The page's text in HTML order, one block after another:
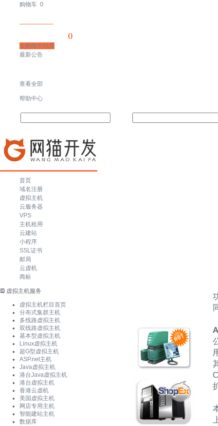
购物车 0
0
去购物车结算
最新公告
查看全部
帮助中心
首页
域名注册
虚拟主机
云服务器
VPS
主机租用
云建站
小程序
SSL证书
邮局
云虚机
商标
虚拟主机服务
虚拟主机栏目首页
分布式集群主机
多线路虚拟主机
双线路虚拟主机
基本型虚拟主机
Linux虚拟主机
超G型虚拟主机
ASP.net主机
Java虚拟主机
港台Java虚拟主机
港台虚拟主机
香港云虚机
美国虚拟主机
网店专用主机
智能建站主机
数据库